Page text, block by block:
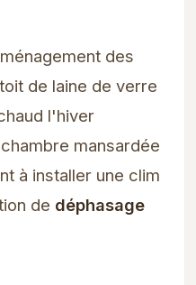
des
de laine de verre
l'hiver
mansardée
à installer une clim
de déphasage